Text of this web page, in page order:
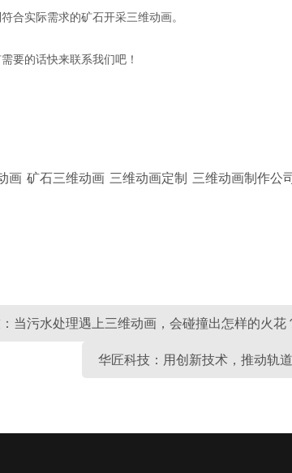
合实际需求的矿石开采三维动画。
要的话快来联系我们吧！
画 矿石三维动画 三维动画定制 三维动画制作公司
：当污水处理遇上三维动画，会碰撞出怎样的火花
华匠科技：用创新技术，推动轨